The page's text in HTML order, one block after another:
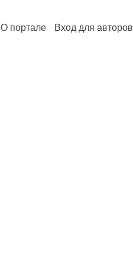
О портале Вход для авторов